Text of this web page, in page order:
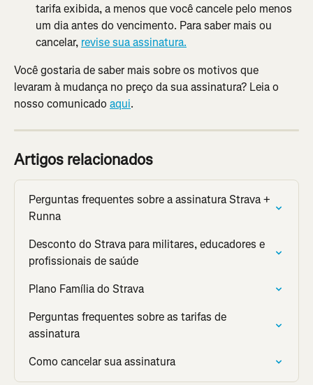
tarifa exibida, a menos que você cancele pelo menos
um dia antes do vencimento. Para saber mais ou
cancelar, revise sua assinatura.
Você gostaria de saber mais sobre os motivos que
levaram à mudança no preço da sua assinatura? Leia o
nosso comunicado aqui.
Artigos relacionados
Perguntas frequentes sobre a assinatura Strava +
Runna
Desconto do Strava para militares, educadores e
profissionais de saúde
Plano Família do Strava
Perguntas frequentes sobre as tarifas de
assinatura
Como cancelar sua assinatura